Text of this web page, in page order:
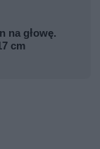
na głowę.
cm